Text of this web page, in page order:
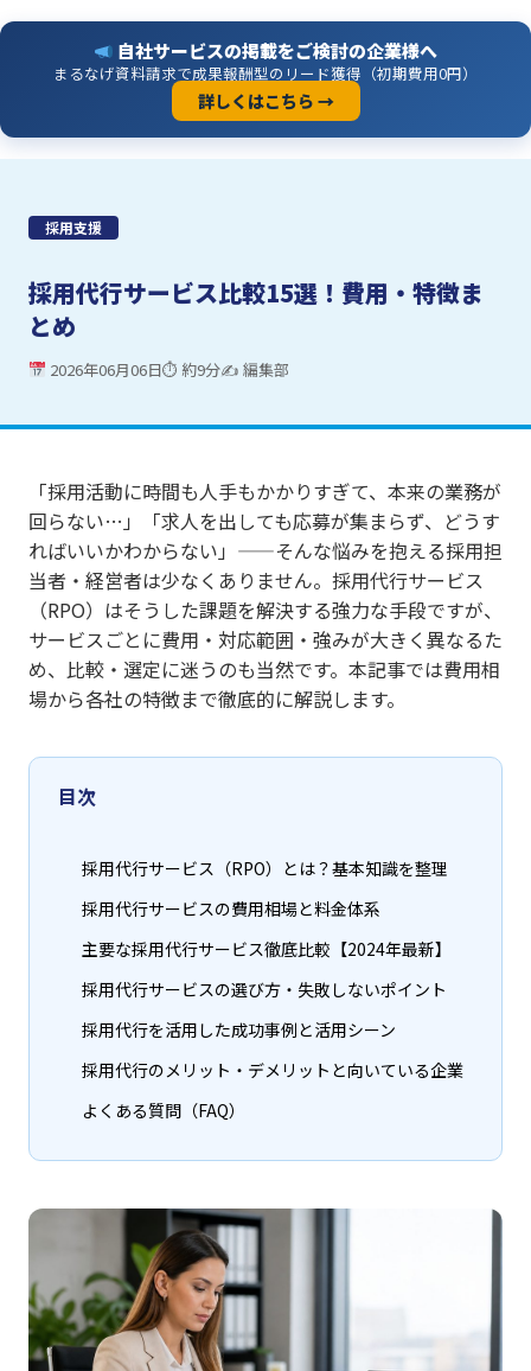
自社サービスの掲載をご検討の企業様へ
まるなげ資料請求で成果報酬型のリード獲得（初期費用0円）
詳しくはこちら →
採用支援
採用代行サービス比較15選！費用・特徴ま
とめ
2026年06月06日⏱ 約9分✍ 編集部
「採用活動に時間も人手もかかりすぎて、本来の業務が
回らない…」「求人を出しても応募が集まらず、どうす
ればいいかわからない」——そんな悩みを抱える採用担
当者・経営者は少なくありません。採用代行サービス
（RPO）はそうした課題を解決する強力な手段ですが、
サービスごとに費用・対応範囲・強みが大きく異なるた
め、比較・選定に迷うのも当然です。本記事では費用相
場から各社の特徴まで徹底的に解説します。
目次
採用代行サービス（RPO）とは？基本知識を整理
採用代行サービスの費用相場と料金体系
主要な採用代行サービス徹底比較【2024年最新】
採用代行サービスの選び方・失敗しないポイント
採用代行を活用した成功事例と活用シーン
採用代行のメリット・デメリットと向いている企業
よくある質問（FAQ）